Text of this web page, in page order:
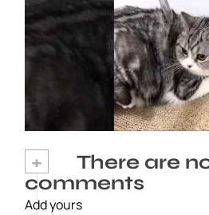
ネコにドッキリ仕掛けた結
らし #cat #面白
2026年8月6日
+
There are
comments
Add yours